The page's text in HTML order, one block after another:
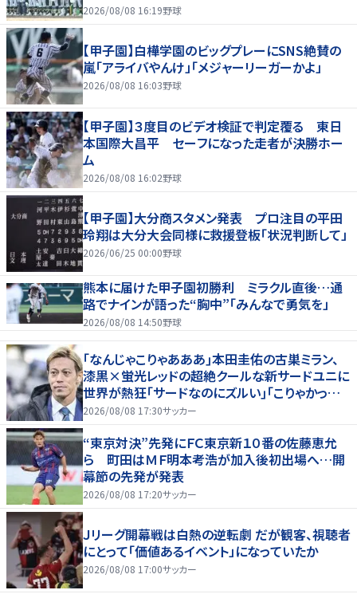
2026/08/08 16:19野球
【甲子園】白樺学園のビッグプレーにSNS絶賛の
嵐「アライバやんけ」「メジャーリーガーかよ」
2026/08/08 16:03野球
【甲子園】３度目のビデオ検証で判定覆る 東日
本国際大昌平 セーフになった走者が決勝ホー
ム
2026/08/08 16:02野球
【甲子園】大分商スタメン発表 プロ注目の平田
玲翔は大分大会同様に救援登板「状況判断して」
2026/06/25 00:00野球
熊本に届けた甲子園初勝利 ミラクル直後…通
路でナインが語った“胸中”「みんなで勇気を」
2026/08/08 14:50野球
｢なんじゃこりゃあああ｣本田圭佑の古巣ミラン、
漆黒×蛍光レッドの超絶クールな新サードユニに
世界が熱狂｢サードなのにズルい｣｢こりゃかっけ
えわ｣
2026/08/08 17:30サッカー
“東京対決”先発にＦＣ東京新１０番の佐藤恵允
ら 町田はＭＦ明本考浩が加入後初出場へ…開
幕節の先発が発表
2026/08/08 17:20サッカー
Ｊリーグ開幕戦は白熱の逆転劇 だが観客、視聴者
にとって「価値あるイベント」になっていたか
2026/08/08 17:00サッカー